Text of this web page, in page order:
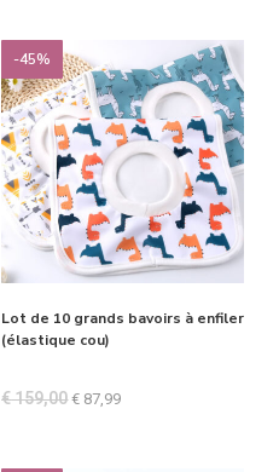
-45%
Lot de 10 grands bavoirs à enfiler
(élastique cou)
€159,00 € 87,99